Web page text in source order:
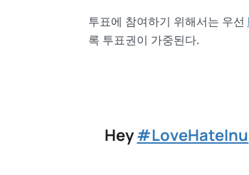
투표에 참여하기 위해서는 우선
록 투표권이 가중된다.
Hey#LoveHateInu